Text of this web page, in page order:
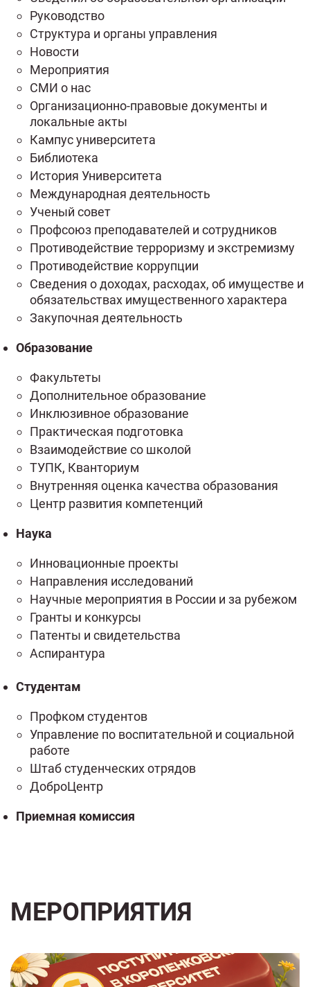
Руководство
Структура и органы управления
Новости
Мероприятия
СМИ о нас
Организационно-правовые документы и
локальные акты
Кампус университета
Библиотека
История Университета
Международная деятельность
Ученый совет
Профсоюз преподавателей и сотрудников
Противодействие терроризму и экстремизму
Противодействие коррупции
Сведения о доходах, расходах, об имуществе и
обязательствах имущественного характера
Закупочная деятельность
Образование
Факультеты
Дополнительное образование
Инклюзивное образование
Практическая подготовка
Взаимодействие со школой
ТУПК, Кванториум
Внутренняя оценка качества образования
Центр развития компетенций
Наука
Инновационные проекты
Направления исследований
Научные мероприятия в России и за рубежом
Гранты и конкурсы
Патенты и свидетельства
Аспирантура
Студентам
Профком студентов
Управление по воспитательной и социальной
работе
Штаб студенческих отрядов
ДоброЦентр
Приемная комиссия
МЕРОПРИЯТИЯ